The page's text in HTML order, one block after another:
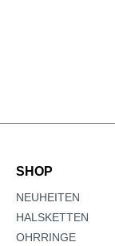
SHOP
NEUHEITEN
HALSKETTEN
OHRRINGE